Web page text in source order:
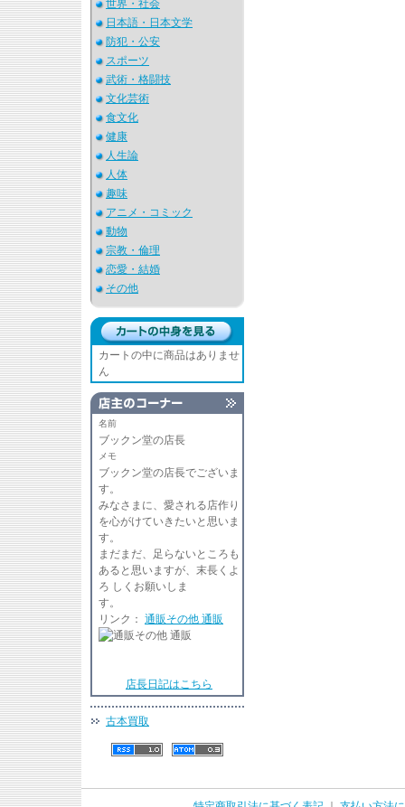
世界・社会
日本語・日本文学
防犯・公安
スポーツ
武術・格闘技
文化芸術
食文化
健康
人生論
人体
趣味
アニメ・コミック
動物
宗教・倫理
恋愛・結婚
その他
カートの中に商品はありませ
ん
名前
ブックン堂の店長
メモ
ブックン堂の店長でございま
す
みなさまに、愛される店作り
を心がけていきたいと思いま
す。
まだまだ、足らないところも
あると思いますが、末長くよ
ろ しくお願いしま
リンク： 通販その他 通販
店長日記はこちら
古本買取